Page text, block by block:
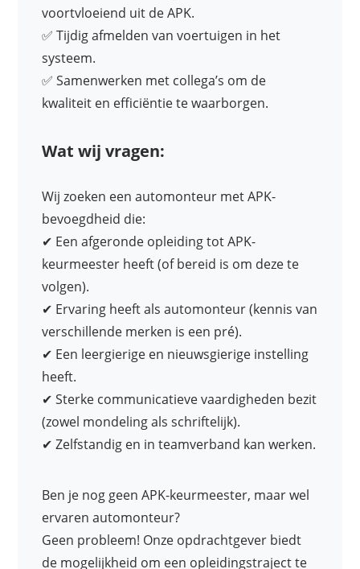
voortvloeiend uit de APK.
✅ Tijdig afmelden van voertuigen in het
systeem.
✅ Samenwerken met collega’s om de
kwaliteit en efficiëntie te waarborgen.
Wat wij vragen:
Wij zoeken een automonteur met APK-
bevoegdheid die:
✔ Een afgeronde opleiding tot APK-
keurmeester heeft (of bereid is om deze te
volgen).
✔ Ervaring heeft als automonteur (kennis van
verschillende merken is een pré).
✔ Een leergierige en nieuwsgierige instelling
heeft.
✔ Sterke communicatieve vaardigheden bezit
(zowel mondeling als schriftelijk).
✔ Zelfstandig en in teamverband kan werken.
Ben je nog geen APK-keurmeester, maar wel
ervaren automonteur?
Geen probleem! Onze opdrachtgever biedt
de mogelijkheid om een opleidingstraject te